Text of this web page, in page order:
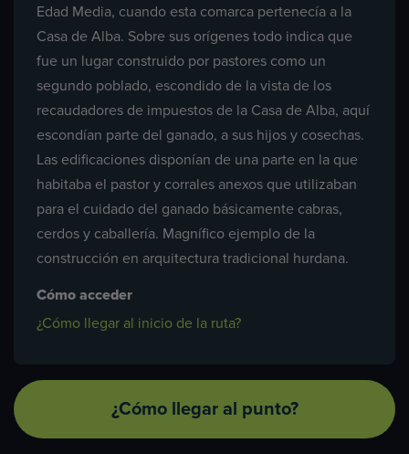
Edad Media, cuando esta comarca pertenecía a la
Casa de Alba. Sobre sus orígenes todo indica que
fue un lugar construido por pastores como un
segundo poblado, escondido de la vista de los
recaudadores de impuestos de la Casa de Alba, aquí
escondían parte del ganado, a sus hijos y cosechas.
Las edificaciones disponían de una parte en la que
habitaba el pastor y corrales anexos que utilizaban
para el cuidado del ganado básicamente cabras,
cerdos y caballería. Magnífico ejemplo de la
construcción en arquitectura tradicional hurdana.
Cómo acceder
¿Cómo llegar al inicio de la ruta?
¿Cómo llegar al punto?